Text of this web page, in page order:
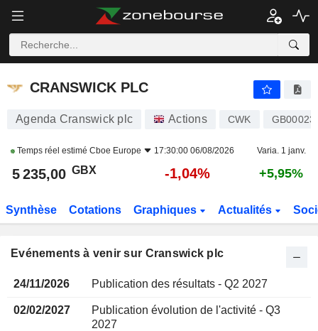
CRANSWICK PLC
CRANSWICK PLC
Agenda Cranswick plc Actions CWK
Temps réel estimé Cboe Europe 17:30:00 06/08/2026 Varia. 1 janv.
5 235,00 GBX -1,04% +5,95%
Synthèse Cotations Graphiques Actualités
Evénements à venir sur Cranswick plc
24/11/2026 Publication des résultats - Q2 2027
02/02/2027
Publication évolution de l'activité - Q3
2027